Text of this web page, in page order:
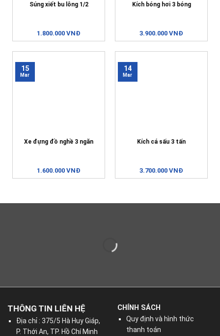
Súng xiết bu lông 1/2
1.800.000 VNĐ
Kích bóng hơi 3 bóng
3.900.000 VNĐ
Xe đựng đồ nghề 3 ngăn
15
Mar
1.600.000 VNĐ
Kích cá sấu 3 tấn
14
Mar
3.700.000 VNĐ
THÔNG TIN LIÊN HỆ
Địa chỉ : 375/5 Hà Huy Giáp,
P. Thới An, TP. Hồ Chí Minh
CHÍNH SÁCH
Quy định và hình thức
thanh toán